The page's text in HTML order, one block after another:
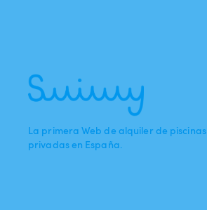
La primera Web de alquiler de piscinas
privadas en España.